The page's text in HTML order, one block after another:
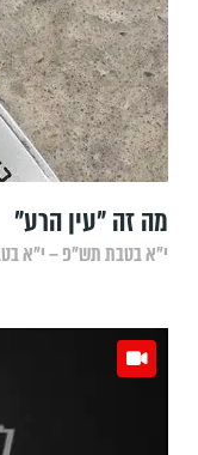
מה זה "עין הרע"
י״א בטבת תש״פ – י״א בטבת